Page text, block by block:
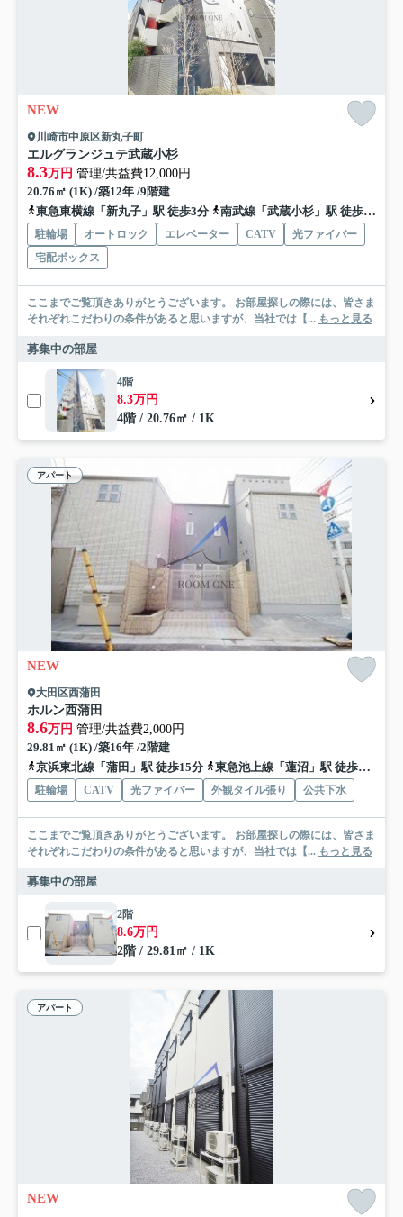
NEW
川崎市中原区新丸子町
エルグランジュテ武蔵小杉
8.3万円 管理/共益費12,000円
20.76㎡ (1K) /築12年 /9階建
東急東横線「新丸子」駅 徒歩3分
南武線「武蔵小杉」駅 徒歩7分
駐輪場 オートロック エレベーター CATV
光ファイバー
宅配ボックス
ここまでご覧頂きありがとうございます。 お部屋探しの際には、皆さま
それぞれこだわりの条件があると思いますが、当社では【... もっと見る
募集中の部屋
4階
8.3万円
4階 / 20.76㎡ / 1K
アパート
NEW
大田区西蒲田
ホルン西蒲田
8.6万円 管理/共益費2,000円
29.81㎡ (1K) /築16年 /2階建
京浜東北線「蒲田」駅 徒歩15分
東急池上線「蓮沼」駅 徒歩3分
駐輪場 CATV 光ファイバー 外観タイル張り 公共下水
ここまでご覧頂きありがとうございます。 お部屋探しの際には、皆さま
それぞれこだわりの条件があると思いますが、当社では【... もっと見る
募集中の部屋
2階
8.6万円
2階 / 29.81㎡ / 1K
アパート
NEW